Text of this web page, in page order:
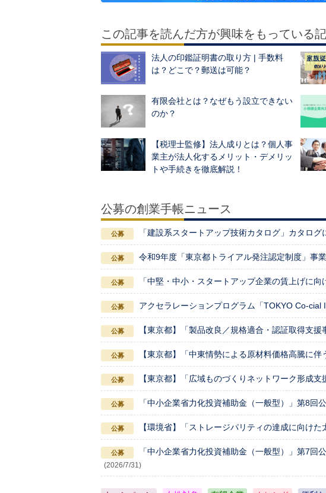
この記事を読んだ方が興味をもっている
法人の印鑑証明書の取り方 | 手数料
は？どこで？郵送は可能？
有限会社とは？なぜもう設立できない
のか？
【税理士監修】法人成りとは？個人事
業主が法人化するメリット・デメリッ
トや手続きを徹底解説！
公募の創業手帳ニュース
「建設系スタートアップ技術カタログ」カタロ
令和9年度「東京都トライアル発注認定制度」事
「中堅・中小・スタートアップ企業の賃上げに
アクセラレーションプログラム「TOKYO Co-cial
【東京都】「製品改良／規格適合・認証取得支援
【東京都】「中東情勢による原材料価格高騰に伴
【東京都】「広域ものづくりネットワーク形成支
「中小企業省力化投資補助金（一般型）」第8回
【環境省】「ストレージパリティの達成に向け
「中小企業省力化投資補助金（一般型）」第7回
(2026/7/31)